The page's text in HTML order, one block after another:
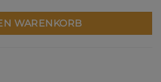
WARENKORB